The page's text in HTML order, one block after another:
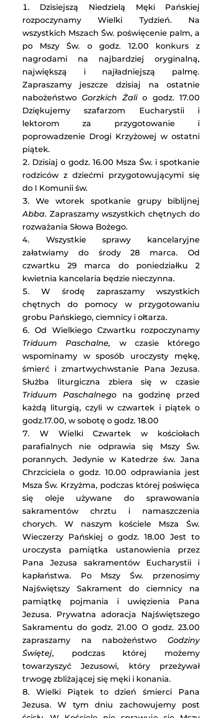
Dzisiejszą Niedzielą Męki Pańskiej
rozpoczynamy Wielki Tydzień. Na
wszystkich Mszach Św. poświęcenie palm, a
po Mszy Św. o godz. 12.00 konkurs z
nagrodami na najbardziej oryginalną,
największą i najładniejszą palmę.
Zapraszamy jeszcze dzisiaj na ostatnie
nabożeństwo Gorzkich Żalio godz. 17.00
Dziękujemy szafarzom Eucharystii i
lektorom za przygotowanie i
poprowadzenie Drogi Krzyżowej w ostatni
piątek.
Dzisiaj o godz. 16.00 Msza Św. i spotkanie
rodziców z dziećmi przygotowującymi się
do I Komunii św.
We wtorek spotkanie grupy biblijnej
Abba. Zapraszamy wszystkich chętnych do
rozważania Słowa Bożego.
Wszystkie sprawy kancelaryjne
załatwiamy do środy 28 marca. Od
czwartku 29 marca do poniedziałku 2
kwietnia kancelaria będzie nieczynna.
W środę zapraszamy wszystkich
chętnych do pomocy w przygotowaniu
grobu Pańskiego, ciemnicy i ołtarza.
Od Wielkiego Czwartku rozpoczynamy
Triduum Paschalne, w czasie którego
wspominamy w sposób uroczysty mękę,
śmierć i zmartwychwstanie Pana Jezusa.
Służba liturgiczna zbiera się w czasie
Triduum Paschalnegona godzinę przed
każdą liturgią, czyli w czwartek i piątek o
godz.17.00, w sobotę o godz. 18.00
W Wielki Czwartek w kościołach
parafialnych nie odprawia się Mszy Św.
porannych. Jedynie w Katedrze św. Jana
Chrzciciela o godz. 10.00 odprawiania jest
Msza Św. Krzyżma, podczas której poświęca
się oleje używane do sprawowania
sakramentów chrztu i namaszczenia
chorych. W naszym kościele Msza Św.
Wieczerzy Pańskiej o godz. 18.00 Jest to
uroczysta pamiątka ustanowienia przez
Pana Jezusa sakramentów Eucharystii i
kapłaństwa. Po Mszy Św. przenosimy
Najświętszy Sakrament do ciemnicy na
pamiątkę pojmania i uwięzienia Pana
Jezusa. Prywatna adoracja Najświętszego
Sakramentu do godz. 21.00 O godz. 23.00
zapraszamy na nabożeństwo Godziny
Świętej, podczas której możemy
towarzyszyć Jezusowi, który przeżywał
trwogę zbliżającej się męki i konania.
Wielki Piątek to dzień śmierci Pana
Jezusa. W tym dniu zachowujemy post